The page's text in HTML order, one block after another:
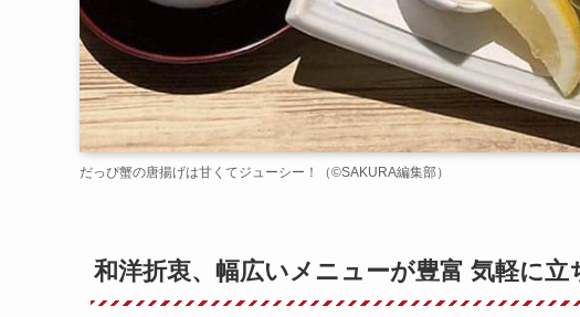
だっぴ蟹の唐揚げは甘くてジューシー！（©️SAKURA編集部）
和洋折衷、幅広いメニューが豊富 気軽に立